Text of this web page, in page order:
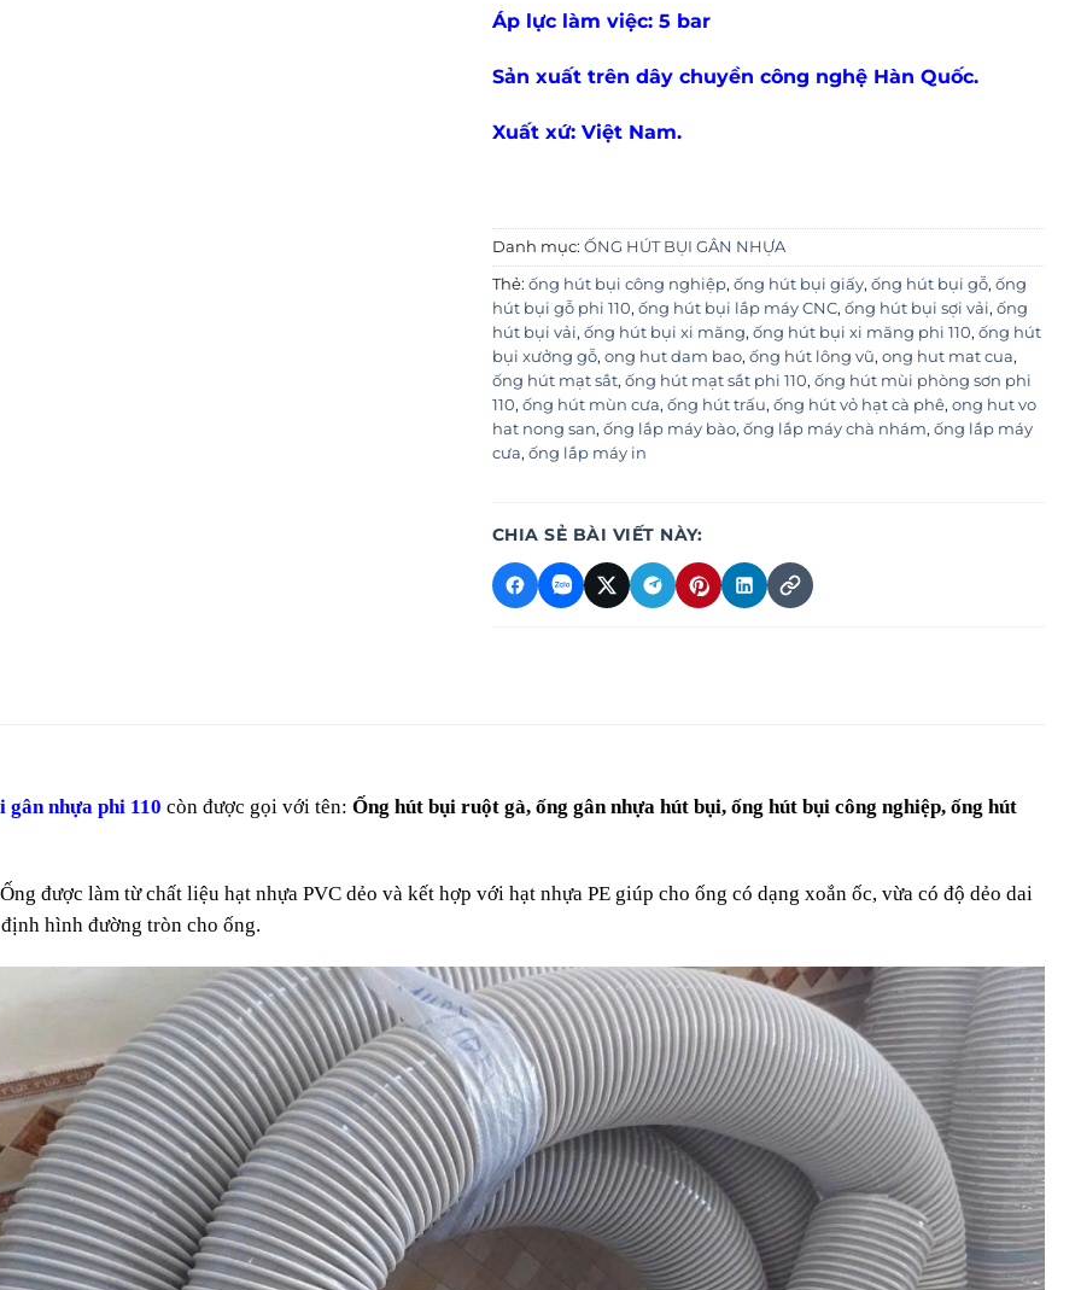
Áp lực làm việc: 5 bar
Sản xuất trên dây chuyền công nghệ Hàn Quốc.
Xuất xứ: Việt Nam.
Danh mục: ỐNG HÚT BỤI GÂN NHỰA
Thẻ: ống hút bụi công nghiệp, ống hút bụi giấy, ống hút bụi gỗ, ống
hút bụi gỗ phi 110, ống hút bụi lắp máy CNC, ống hút bụi sợi vải, ống
hút bụi vải, ống hút bụi xi măng, ống hút bụi xi măng phi 110, ống hút
bụi xưởng gỗ, ong hut dam bao, ống hút lông vũ, ong hut mat cua,
ống hút mạt sắt, ống hút mạt sắt phi 110, ống hút mùi phòng sơn phi
110, ống hút mùn cưa, ống hút trấu, ống hút vỏ hạt cà phê, ong hut vo
hat nong san, ống lắp máy bào, ống lắp máy chà nhám, ống lắp máy
cưa, ống lắp máy in
CHIA SẺ BÀI VIẾT NÀY:
gân nhựa phi 110 còn được gọi với tên: Ống hút bụi ruột gà, ống gân nhựa hút bụi, ống hút bụi công nghiệp, ống hút
Ống được làm từ chất liệu hạt nhựa PVC dẻo và kết hợp với hạt nhựa PE giúp cho ống có dạng xoắn ốc, vừa có độ dẻo dai
hình đường tròn cho ống.